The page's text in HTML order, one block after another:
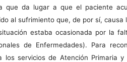
que da lugar a que el paciente
al sufrimiento que, de por sí,
estaba ocasionada por la
de Enfermedades). Para
los servicios de Atención Primaria